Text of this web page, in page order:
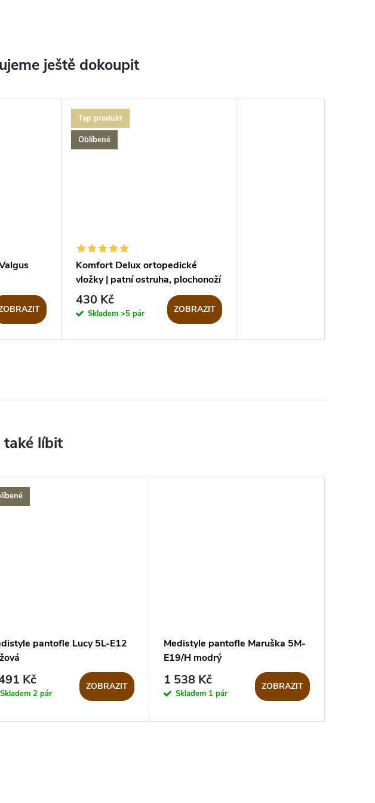
ještě dokoupit
Top produkt
Oblíbené
Komfort Delux ortopedické
vložky | patní ostruha, plochonoží
430 Kč
Skladem >5 pár ZOBRAZIT
pantofle Lucy 5L-E12
Kč
Skladem 2 pár
ZOBRAZIT
Medistyle pantofle Maruška 5M-
E19/H modrý
1 538 Kč
Skladem 1 pár
ZOBRAZIT